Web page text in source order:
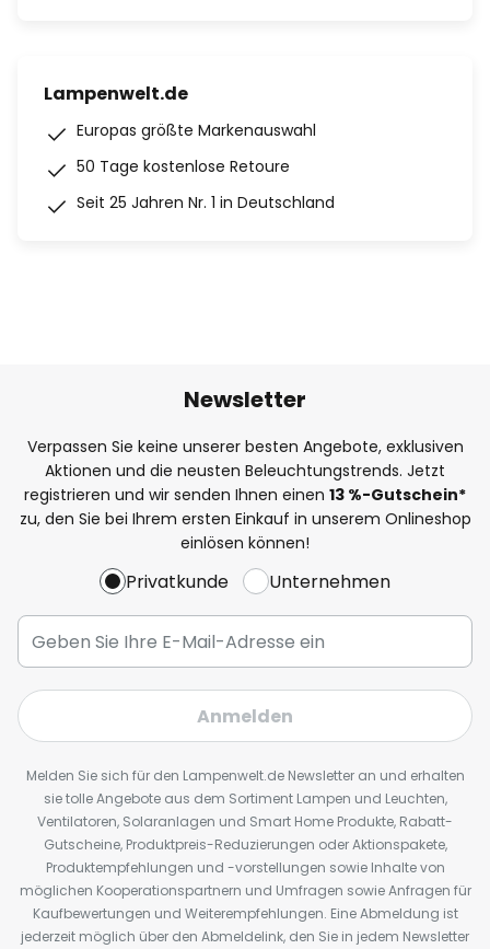
Lampenwelt.de
Europas größte Markenauswahl
50 Tage kostenlose Retoure
Seit 25 Jahren Nr. 1 in Deutschland
Newsletter
Verpassen Sie keine unserer besten Angebote, exklusiven
Aktionen und die neusten Beleuchtungstrends. Jetzt
registrieren und wir senden Ihnen einen 13 %-Gutschein*
zu, den Sie bei Ihrem ersten Einkauf in unserem Onlineshop
einlösen können!
Privatkunde Unternehmen
Anmelden
Melden Sie sich für den Lampenwelt.de Newsletter an und erhalten
sie tolle Angebote aus dem Sortiment Lampen und Leuchten,
Ventilatoren, Solaranlagen und Smart Home Produkte, Rabatt-
Gutscheine, Produktpreis-Reduzierungen oder Aktionspakete,
Produktempfehlungen und -vorstellungen sowie Inhalte von
möglichen Kooperationspartnern und Umfragen sowie Anfragen für
Kaufbewertungen und Weiterempfehlungen. Eine Abmeldung ist
jederzeit möglich über den Abmeldelink, den Sie in jedem Newsletter